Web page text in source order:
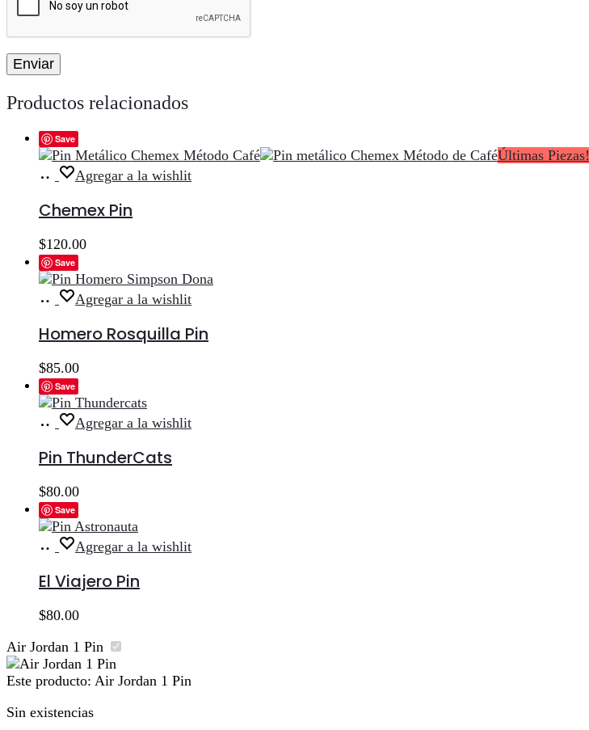
Productos relacionados
Save
Últimas Piezas!
Añadir
carrito
Agregar a la wishlit
Chemex Pin
$120.00
Save
Añadir
carrito
Agregar a la wishlit
Homero Rosquilla Pin
$85.00
Save
Añadir
carrito
Agregar a la wishlit
Pin ThunderCats
$80.00
Save
Añadir
carrito
Agregar a la wishlit
El Viajero Pin
$80.00
Air Jordan 1 Pin
Este producto: Air Jordan 1 Pin
Sin existencias